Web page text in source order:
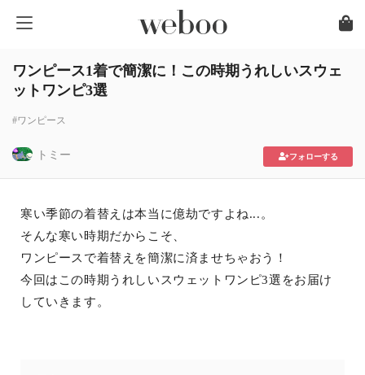
ワンピース1着で簡潔に！この時期うれしいスウェ
ットワンピ3選
#ワンピース
トミー フォローする
寒い季節の着替えは本当に億劫ですよね...。
そんな寒い時期だからこそ、
ワンピースで着替えを簡潔に済ませちゃおう！
今回はこの時期うれしいスウェットワンピ3選をお届け
していきます。